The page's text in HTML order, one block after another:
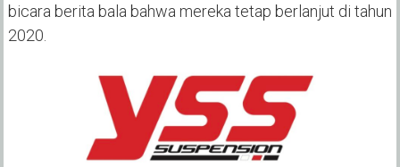
bicara berita bala bahwa mereka tetap berlanjut di tahun
2020.